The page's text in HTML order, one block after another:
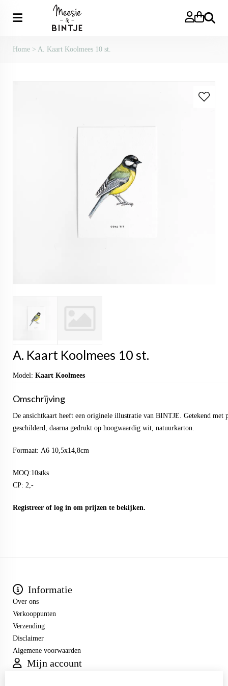
Zoeken
Home > A. Kaart Koolmees 10 st.
A. Kaart Koolmees 10 st.
Model: Kaart Koolmees
Omschrijving
De ansichtkaart heeft een originele illustratie van BINTJE. Getekend met
geschilderd, daarna gedrukt op hoogwaardig wit, natuurkarton.
Formaat: A6 10,5x14,8cm
MOQ:10stks
CP: 2,-
Registreer of log in om prijzen te bekijken.
Informatie
Over ons
Verkooppunten
Verzending
Disclaimer
Algemene voorwaarden
Mijn account